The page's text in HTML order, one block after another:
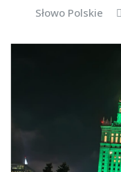
Słowo Polskie